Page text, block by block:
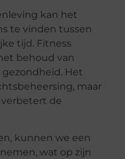
kan het
te vinden tussen
tijd. Fitness
behoud van
gezondheid. Het
maar
de
kunnen we een
wat op zijn